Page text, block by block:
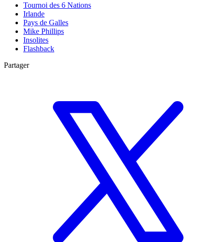
Tournoi des 6 Nations
Irlande
Pays de Galles
Mike Phillips
Insolites
Flashback
Partager